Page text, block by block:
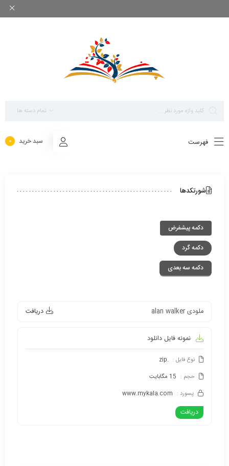
تمام دسته ها
سبد خرید 0 فهرست
شورتکدها
دکمه پیشفرض
دکمه گرد
دکمه سه بعدی
ملودی alan walker دریافت
نمونه فایل دانلود
نوع فایل : .zip
حجم : 15 مگابایت
پسورد : www.mykala.com
دریافت